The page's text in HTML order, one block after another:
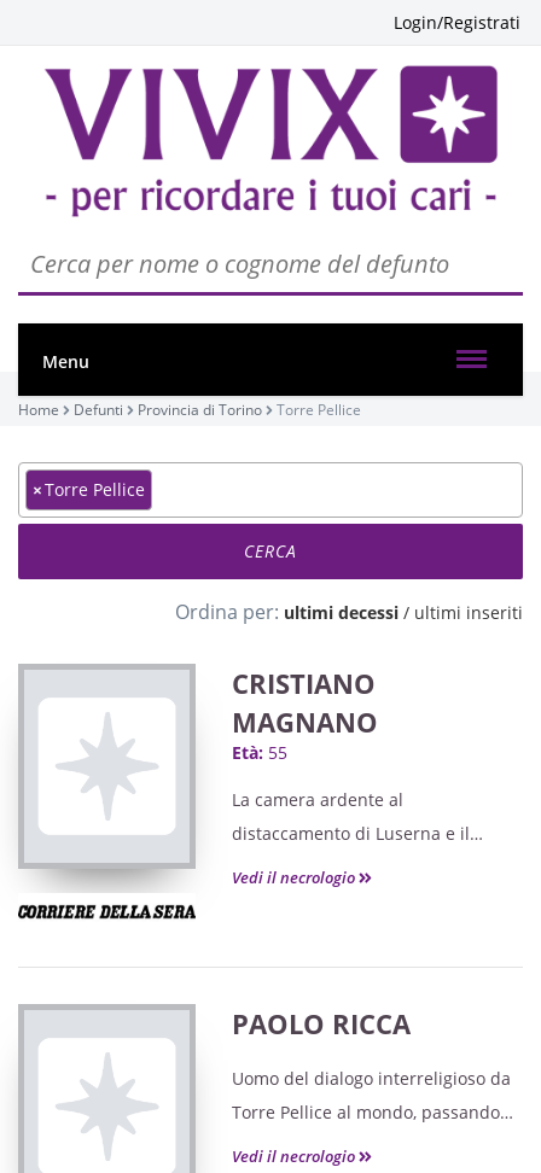
Login/Registrati
Menu
Home Defunti Provincia di Torino Torre Pellice
×Torre Pellice
Ordina per: ultimi decessi / ultimi inseriti
CRISTIANO
MAGNANO
Età: 55
La camera ardente al
distaccamento di Luserna e il
funerale nella chiesa di San
saluto.
Vedi il necrologio
PAOLO RICCA
Uomo del dialogo interreligioso da
Torre Pellice al mondo, passando
per Torino dove visse anni
Vedi il necrologio